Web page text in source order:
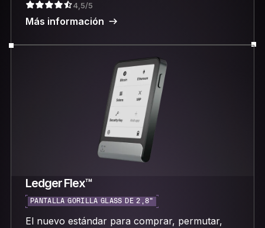
4,5/5
Más información
Ledger Flex™
PANTALLA GORILLA GLASS DE 2,8"
El nuevo estándar para comprar, permutar,